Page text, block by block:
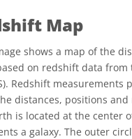
Map
shows a map of the
on redshift data from
Redshift measurements
distances, positions and
is located at the center
a galaxy. The outer